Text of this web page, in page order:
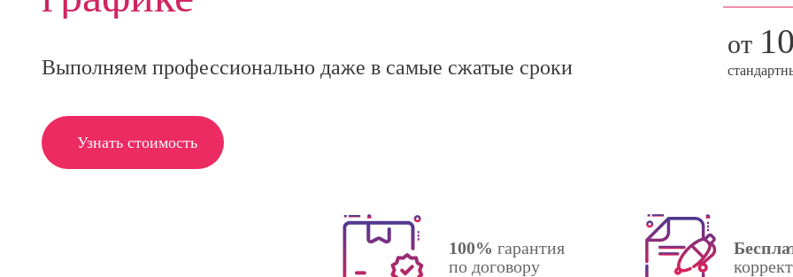
Выполняем профессионально даже в самые сжатые сроки
Узнать стоимость
от 10
100% гарантия
по договору